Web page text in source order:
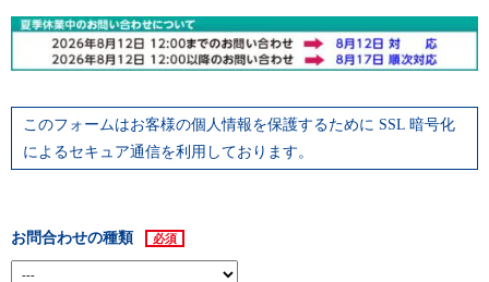
このフォームはお客様の個人情報を保護するために SSL 暗号化
によるセキュア通信を利用しております。
お問合わせの種類 必須